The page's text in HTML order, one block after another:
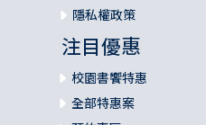
隱私權政策
注目優惠
校園書饗特惠
全部特惠案